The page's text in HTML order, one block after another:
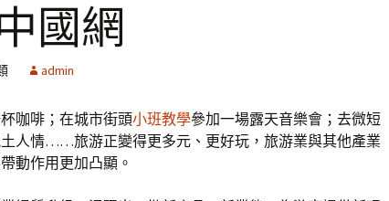
國網
admin
咖啡；在城市街頭小班教學參加一場露天音樂會；去微短
人情……旅游正變得更多元、更好玩，旅游業與其他產業
動作用更加凸顯。